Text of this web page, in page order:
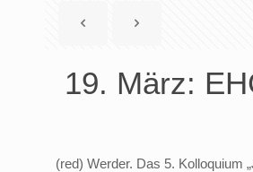
19. März:
(red) Werder. Das 5. Kolloquium